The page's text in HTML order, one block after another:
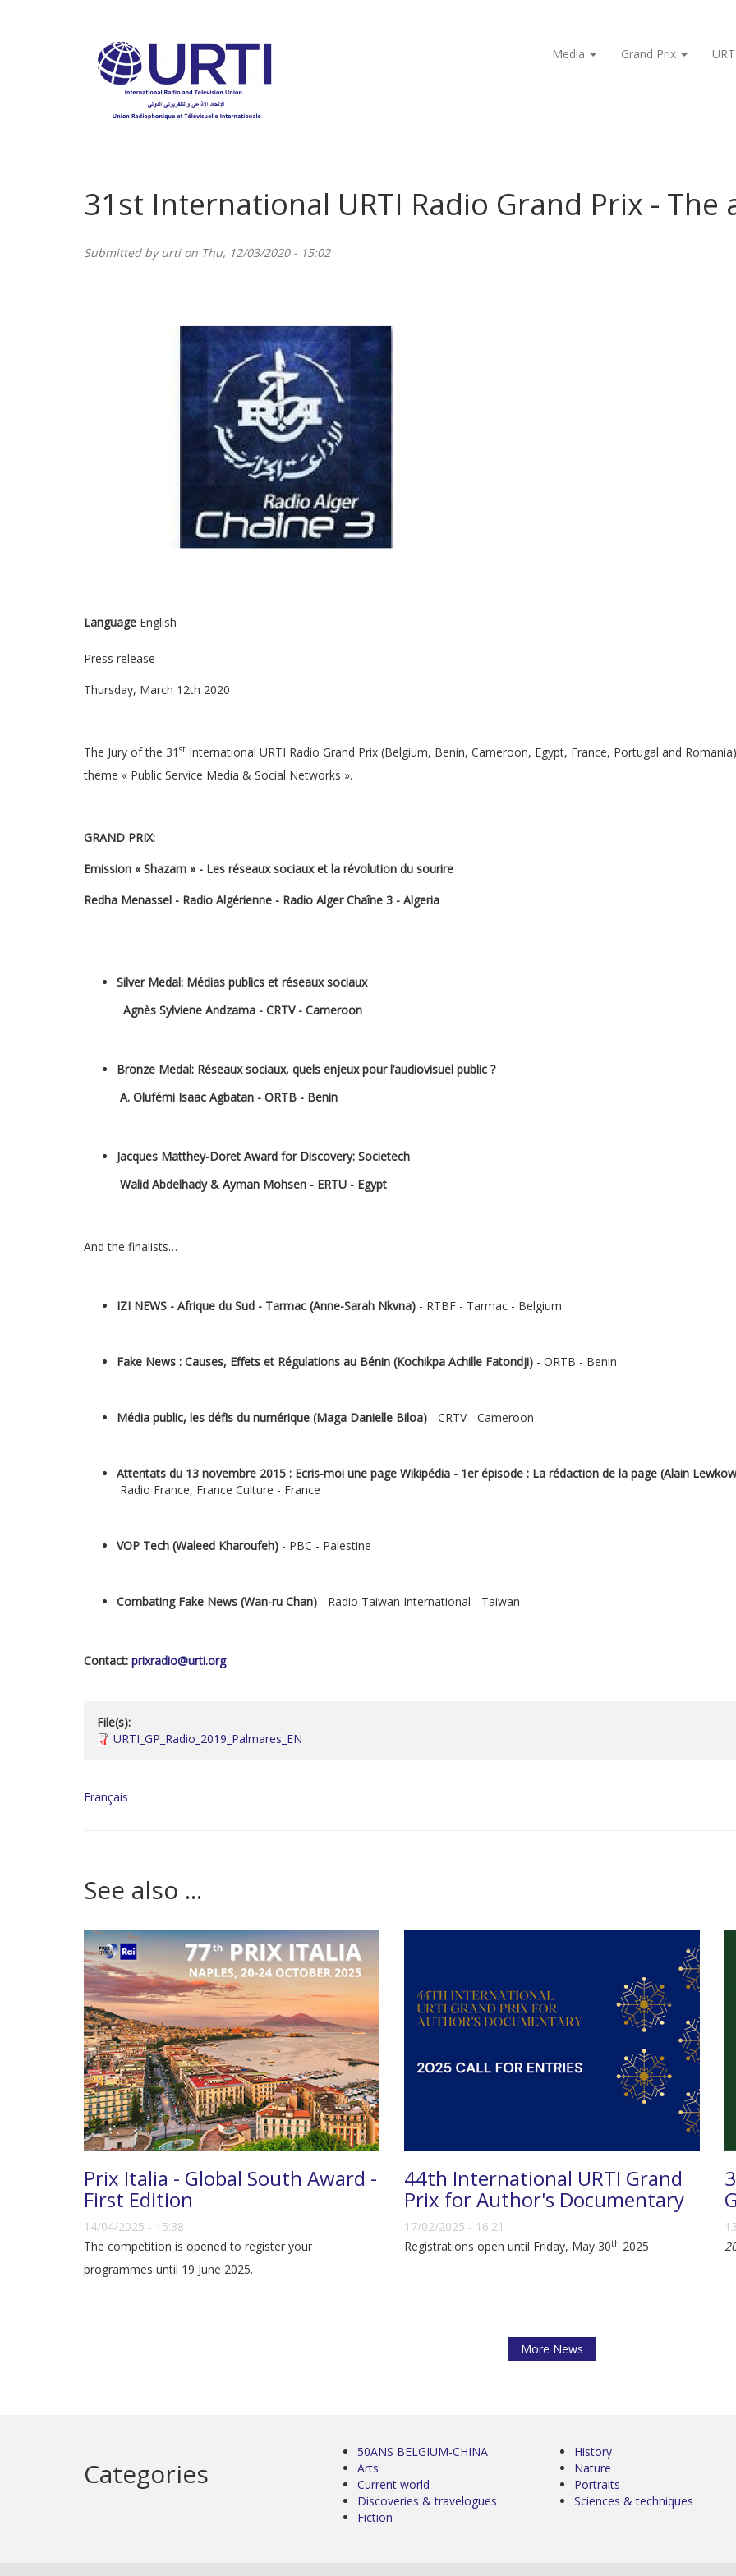
Media
Grand Prix
31st International URTI Radio Grand Prix - The
Submitted byurtion Thu, 12/03/2020 - 15:02
Language English
Press release
Thursday, March 12th 2020
The Jury of the 31 st International URTI Radio Grand Prix (Belgium, Benin, Cameroon, Egypt, France, Portugal and
theme « Public Service Media & Social Networks ».
GRAND PRIX:
Emission « Shazam » - Les réseaux sociaux et la révolution du sourire
Redha Menassel - Radio Algérienne - Radio Alger Chaîne 3 - Algeria
Silver Medal: Médias publics et réseaux sociaux
Agnès Sylviene Andzama - CRTV - Cameroon
Bronze Medal: Réseaux sociaux, quels enjeux pour l’audiovisuel public ?
A. Olufémi Isaac Agbatan - ORTB - Benin
Jacques Matthey-Doret Award for Discovery: Societech
Walid Abdelhady & Ayman Mohsen - ERTU - Egypt
And the finalists…
IZI NEWS - Afrique du Sud - Tarmac (Anne-Sarah Nkvna) - RTBF - Tarmac - Belgium
Fake News : Causes, Effets et Régulations au Bénin (Kochikpa Achille Fatondji) - ORTB - Benin
Média public, les défis du numérique (Maga Danielle Biloa) - CRTV - Cameroon
Attentats du 13 novembre 2015 : Ecris-moi une page Wikipédia - 1er épisode : La rédaction de la page (Alain
Radio France, France Culture - France
VOP Tech (Waleed Kharoufeh) - PBC - Palestine
Combating Fake News (Wan-ru Chan) - Radio Taiwan International - Taiwan
Contact: prixradio@urti.org
File(s):
URTI_GP_Radio_2019_Palmares_EN
Français
See also ...
Prix Italia - Global South Award -
First Edition
14/04/2025 - 15:38
The competition is opened to register your
programmes until 19 June 2025.
44th International URTI Grand
Prix for Author's Documentary
17/02/2025 - 16:21
Registrations open until Friday, May 30th 2025
More News
Categories
50ANS BELGIUM-CHINA
Arts
Current world
Discoveries & travelogues
Fiction
History
Nature
Portraits
Sciences & techniques